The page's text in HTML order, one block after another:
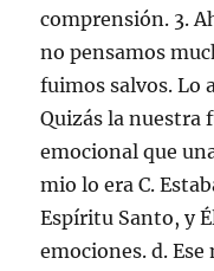
comprensión. 3.
no pensamos
fuimos salvos. Lo
Quizás la nuestra
emocional que
mio lo era C.
Espíritu Santo, y
emociones. d.